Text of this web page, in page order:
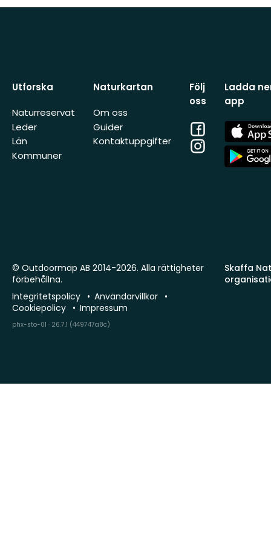
Utforska
Naturreservat
Leder
Län
Kommuner
Naturkartan
Om oss
Guider
Kontaktuppgifter
Följ
oss
Facebook
Instagram
Ladda
app
App
Store
App
Store
Skaffa
© Outdoormap AB 2014-2026. Alla rättigheter
förbehållna.
Integritetspolicy
Användarvillkor
Cookiepolicy
Impressum
phx-sto-01 · 26.7.1 (449747a8c)